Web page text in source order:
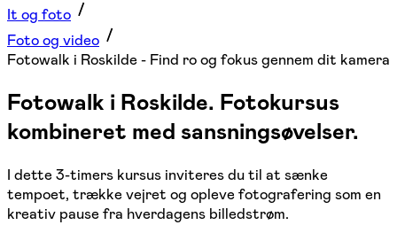
It og foto
Foto og video
Fotowalk i Roskilde - Find ro og fokus gennem dit kamera
Fotowalk i Roskilde. Fotokursus
kombineret med sansningsøvelser.
I dette 3-timers kursus inviteres du til at sænke
tempoet, trække vejret og opleve fotografering som en
kreativ pause fra hverdagens billedstrøm.